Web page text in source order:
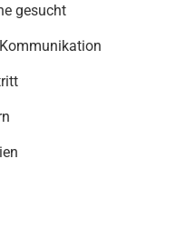
gesucht